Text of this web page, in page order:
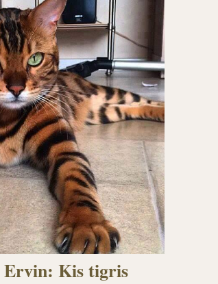
Ervin: Kis tigris